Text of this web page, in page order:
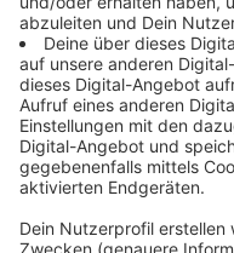
beendet worden.
255 Flüge auf dem
150 Eurowings-Flüge.
Die Gewerkschaft
Montag eine Bilanz
weitere Vorgehen
neuen Streiks.